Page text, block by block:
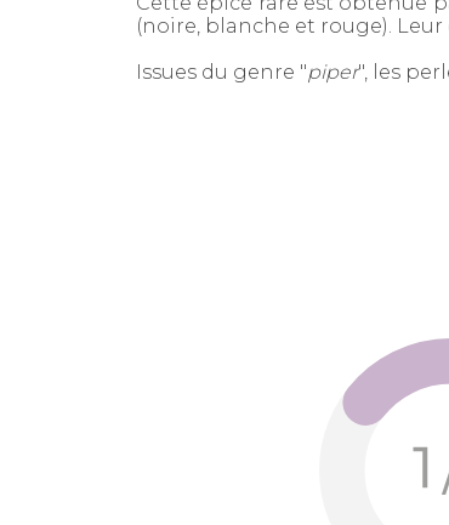
(noire, blanche et rouge).
Issues du genre "piper", les